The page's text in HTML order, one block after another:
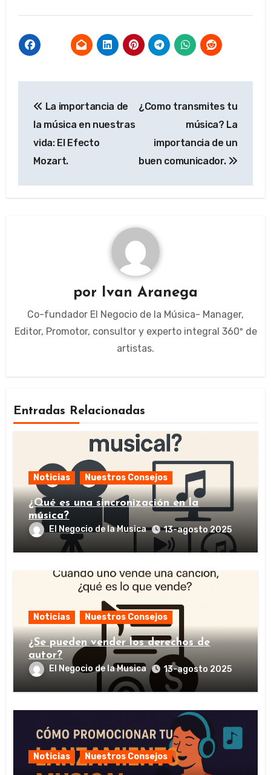
de
entradas
La importancia de
la música en nuestras
vida: El Efecto
Mozart.
¿Como transmites tu
música? La
importancia de un
buen comunicador.
por Ivan Aranega
Co-fundador El Negocio de la Música- Manager,
Editor, Promotor, consultor y experto integral 360º de
artistas.
Entradas Relacionadas
Noticias Nuestros Consejos
¿Qué es una sincronización en la
música?
El Negocio de la Musica 13-agosto 2025
Noticias Nuestros Consejos
¿Se pueden vender los derechos de
autor?
El Negocio de la Musica 13-agosto 2025
Noticias Nuestros Consejos